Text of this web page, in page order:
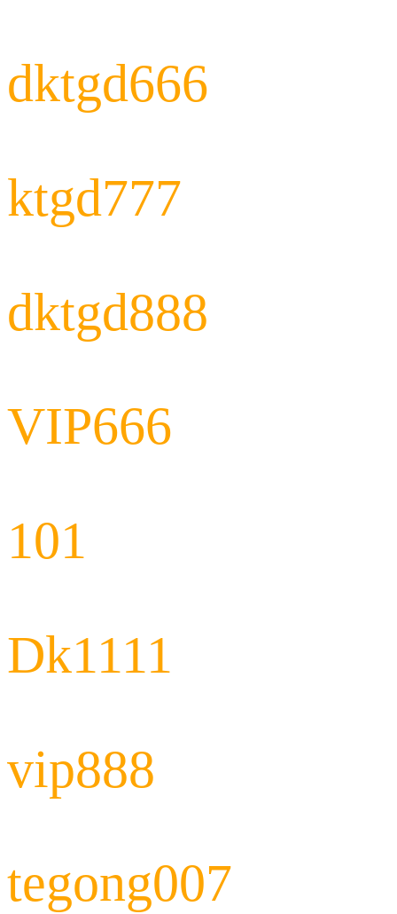
dktgd666
ktgd777
dktgd888
VIP666
101
Dk1111
vip888
tegong007